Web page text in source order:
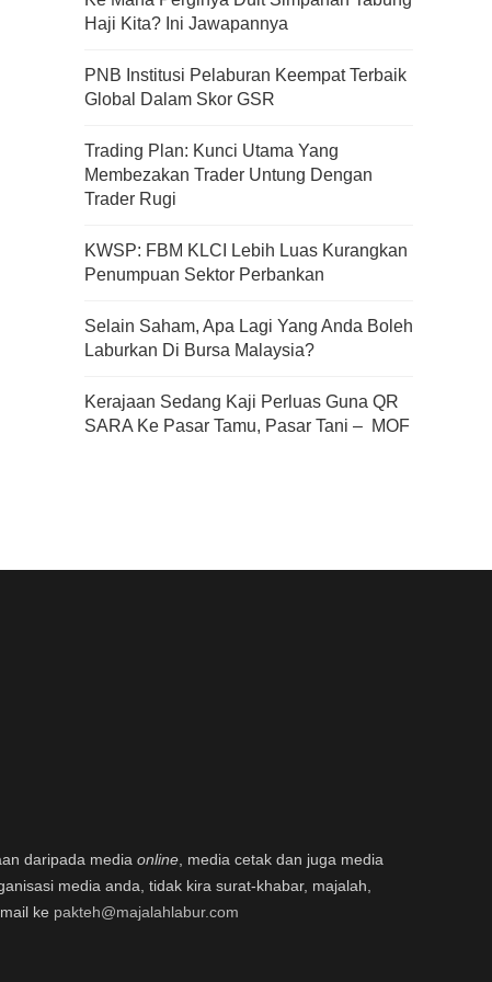
Haji Kita? Ini Jawapannya
PNB Institusi Pelaburan Keempat Terbaik
Global Dalam Skor GSR
Trading Plan: Kunci Utama Yang
Membezakan Trader Untung Dengan
Trader Rugi
KWSP: FBM KLCI Lebih Luas Kurangkan
Penumpuan Sektor Perbankan
Selain Saham, Apa Lagi Yang Anda Boleh
Laburkan Di Bursa Malaysia?
Kerajaan Sedang Kaji Perluas Guna QR
SARA Ke Pasar Tamu, Pasar Tani – MOF
daripada media online , media cetak dan juga media
media anda, tidak kira surat-khabar, majalah,
ke pakteh@majalahlabur.com
Apa Itu Fundamental Analysis
Yang Selalu Sifu Saham Sebut